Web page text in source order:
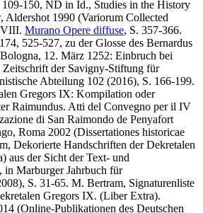
150, ND in Id., Studies in the History
Aldershot 1990 (Variorum Collected
VIII. Murano Opere diffuse, S. 357-366.
525-527, zu der Glosse des Bernardus
12. März 1252: Einbruch bei
Zeitschrift der Savigny-Stiftung für
Abteilung 102 (2016), S. 166-199.
Gregors IX: Kompilation oder
Raimundus. Atti del Convegno per il IV
di San Raimondo de Penyafort
Roma 2002 (Dissertationes historicae
Dekorierte Handschriften der Dekretalen
aus der Sicht der Text- und
in Marburger Jahrbuch für
S. 31-65. M. Bertram, Signaturenliste
Gregors IX. (Liber Extra).
(Online-Publikationen des Deutschen